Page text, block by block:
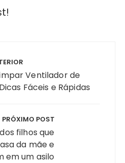
Ventilador de
Fáceis e Rápidas
PRÓXIMO POST
filhos que
da mãe e
em um asilo